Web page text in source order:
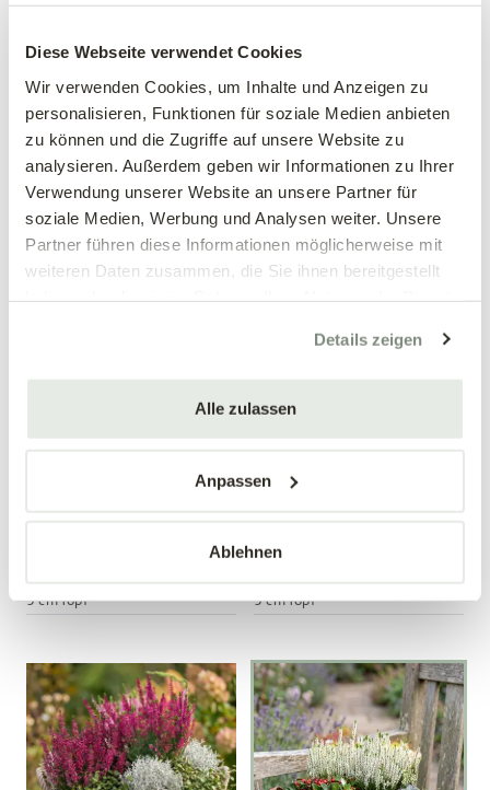
Diese Webseite verwendet Cookies
Wir verwenden Cookies, um Inhalte und Anzeigen zu
personalisieren, Funktionen für soziale Medien anbieten
zu können und die Zugriffe auf unsere Website zu
analysieren. Außerdem geben wir Informationen zu Ihrer
Verwendung unserer Website an unsere Partner für
soziale Medien, Werbung und Analysen weiter. Unsere
Partner führen diese Informationen möglicherweise mit
weiteren Daten zusammen, die Sie ihnen bereitgestellt
Details zeigen
Alle zulassen
Anpassen
Ablehnen
Stiefmütterchen, weiß
3,89 €
3 Stück/Packung
9 cm Topf
Stiefmütterchen, weinrot
3,89 €
3 Stück/Packung
9 cm Topf
Großblumiges
Stiefmütterchen, blau
Viola wittrockiana Hybriden
3,89 €
3 Stück/Packung
9 cm Topf
Mengen-
Großblumiges
Stiefmütterchen, gelb
Viola wittrockiana Hybriden
3 Stück/Packung
9 cm Topf